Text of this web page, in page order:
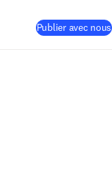
Publier avec nous